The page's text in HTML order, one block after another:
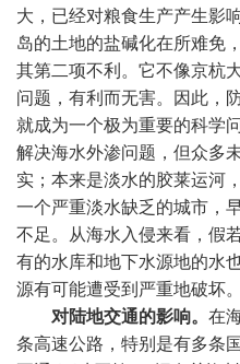
大，已经对粮食生产产生影
岛的土地的盐碱化在所难免
其第二项不利。它不像京杭
问题，有利而无害。因此，
就成为一个极为重要的科学
解决海水外渗问题，但众多
实；本来是淡水的胶莱运河
一个严重淡水缺乏的城市，
不足。从海水入侵来看，假
有的水库和地下水源地的水
源有可能遭受到严重地破坏
对陆地交通的影响。在
条高速公路，特别是有多条